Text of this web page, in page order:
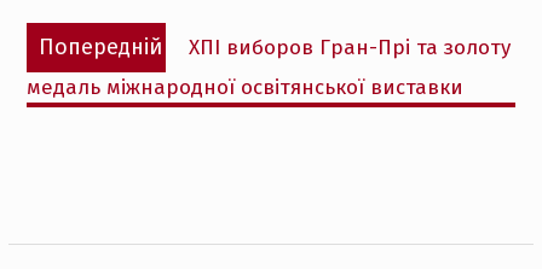
Навігація
записів
Попередній
Попередній
запис:
ХПІ виборов Гран-Прі та золоту
медаль міжнародної освітянської виставки